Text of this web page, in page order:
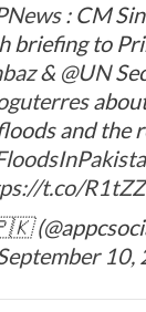
: CM
briefing to
& @UN
and the
t.co/
10,